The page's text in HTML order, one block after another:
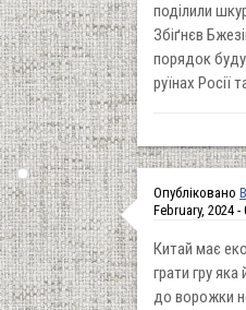
поділили
Збіґнєв
порядок
руїнах Росії
Опубліковано
February, 2024 -
Китай має
грати гру
до ворожки